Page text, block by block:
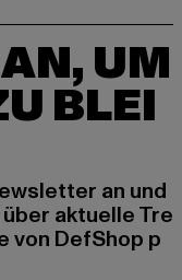
UM
BLEI
an und
aktuelle Tre
von DefShop p